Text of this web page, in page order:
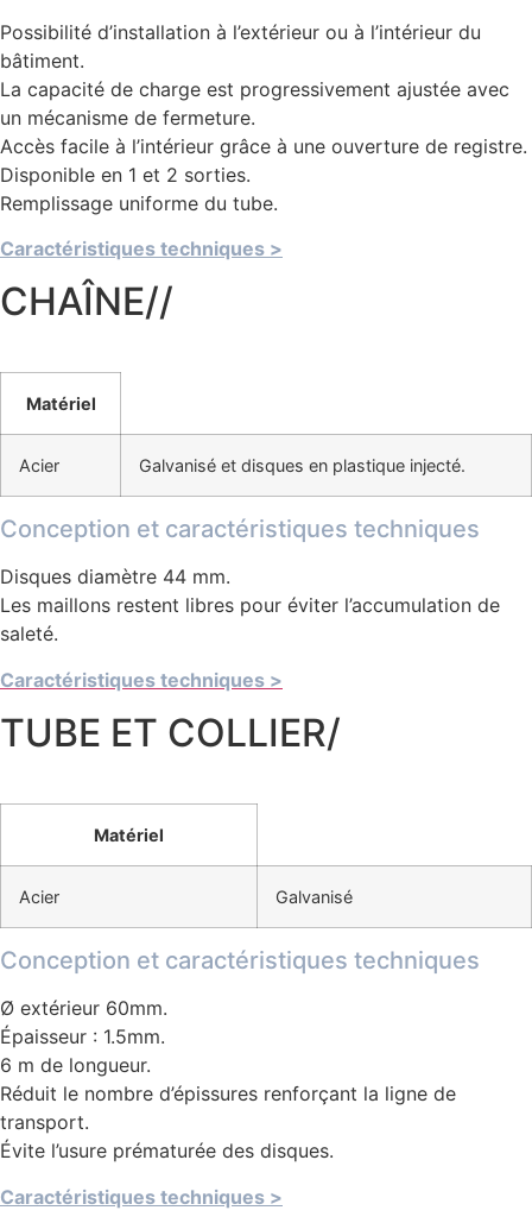
Possibilité d’installation à l’extérieur ou à l’intérieur du
bâtiment.
La capacité de charge est progressivement ajustée avec
un mécanisme de fermeture.
Accès facile à l’intérieur grâce à une ouverture de registre.
Disponible en 1 et 2 sorties.
Remplissage uniforme du tube.
Caractéristiques techniques >
CHAÎNE//
Matériel
Acier Galvanisé et disques en plastique injecté.
Conception et caractéristiques techniques
Disques diamètre 44 mm.
Les maillons restent libres pour éviter l’accumulation de
saleté.
Caractéristiques techniques >
TUBE ET COLLIER/
Matériel
Acier Galvanisé
Conception et caractéristiques techniques
Ø extérieur 60mm.
Épaisseur : 1.5mm.
6 m de longueur.
Réduit le nombre d’épissures renforçant la ligne de
transport.
Évite l’usure prématurée des disques.
Caractéristiques techniques >